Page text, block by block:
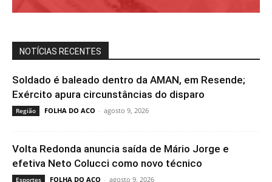
NOTÍCIAS RECENTES
Soldado é baleado dentro da AMAN, em Resende;
Exército apura circunstâncias do disparo
Região FOLHA DO ACO - agosto 9, 2026
Volta Redonda anuncia saída de Mário Jorge e
efetiva Neto Colucci como novo técnico
Esportes FOLHA DO ACO - agosto 9, 2026